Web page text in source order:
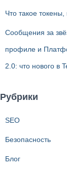
Что такое
Сообщения за
профиле и
2.0: что нового в
Рубрики
SEO
Безопасность
Блог